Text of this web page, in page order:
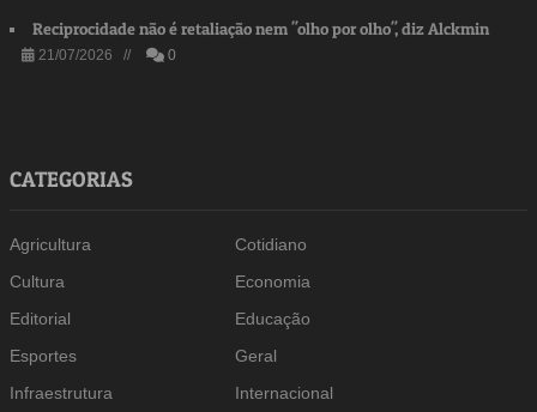
Reciprocidade não é retaliação nem "olho por olho", diz Alckmin
21/07/2026 // 0
CATEGORIAS
Agricultura
Cotidiano
Cultura
Economia
Editorial
Educação
Esportes
Geral
Infraestrutura
Internacional